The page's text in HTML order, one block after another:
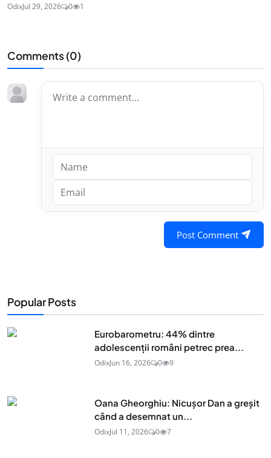
OdixJul 29, 2026 0 1
Comments (0)
Post Comment
Popular Posts
Eurobarometru: 44% dintre
adolescenţii români petrec prea...
OdixJun 16, 2026 0 9
Oana Gheorghiu: Nicușor Dan a greșit
când a desemnat un...
OdixJul 11, 2026 0 7